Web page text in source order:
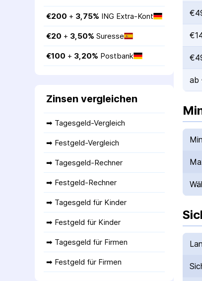
€200 + 3,75% ING Extra-Kont
€20 + 3,50% Suresse
€100 + 3,20% Postbank
Zinsen vergleichen
➡ Tagesgeld-Vergleich
➡ Festgeld-Vergleich
➡ Tagesgeld-Rechner
➡ Festgeld-Rechner
➡ Tagesgeld für Kinder
➡ Festgeld für Kinder
➡ Tagesgeld für Firmen
➡ Festgeld für Firmen
ab